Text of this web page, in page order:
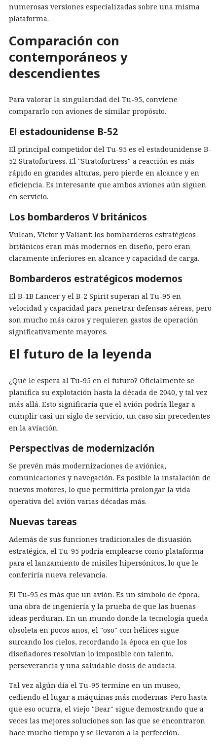
numerosas versiones especializadas sobre una misma
plataforma.
Comparación con
contemporáneos y
descendientes
Para valorar la singularidad del Tu-95, conviene
compararlo con aviones de similar propósito.
El estadounidense B-52
El principal competidor del Tu-95 es el estadounidense B-
52 Stratofortress. El "Stratofortress" a reacción es más
rápido en grandes alturas, pero pierde en alcance y en
eficiencia. Es interesante que ambos aviones aún siguen
en servicio.
Los bombarderos V británicos
Vulcan, Victor y Valiant: los bombarderos estratégicos
británicos eran más modernos en diseño, pero eran
claramente inferiores en alcance y capacidad de carga.
Bombarderos estratégicos modernos
El B-1B Lancer y el B-2 Spirit superan al Tu-95 en
velocidad y capacidad para penetrar defensas aéreas, pero
son mucho más caros y requieren gastos de operación
significativamente mayores.
El futuro de la leyenda
¿Qué le espera al Tu-95 en el futuro? Oficialmente se
planifica su explotación hasta la década de 2040, y tal vez
más allá. Esto significaría que el avión podría llegar a
cumplir casi un siglo de servicio, un caso sin precedentes
en la aviación.
Perspectivas de modernización
Se prevén más modernizaciones de aviónica,
comunicaciones y navegación. Es posible la instalación de
nuevos motores, lo que permitiría prolongar la vida
operativa del avión varias décadas más.
Nuevas tareas
Además de sus funciones tradicionales de disuasión
estratégica, el Tu-95 podría emplearse como plataforma
para el lanzamiento de misiles hipersónicos, lo que le
conferiría nueva relevancia.
El Tu-95 es más que un avión. Es un símbolo de época,
una obra de ingeniería y la prueba de que las buenas
ideas perduran. En un mundo donde la tecnología queda
obsoleta en pocos años, el "oso" con hélices sigue
surcando los cielos, recordando la época en que los
diseñadores resolvían lo imposible con talento,
perseverancia y una saludable dosis de audacia.
Tal vez algún día el Tu-95 termine en un museo,
cediendo el lugar a máquinas más modernas. Pero hasta
que eso ocurra, el viejo "Bear" sigue demostrando que a
veces las mejores soluciones son las que se encontraron
hace mucho tiempo y se llevaron a la perfección.